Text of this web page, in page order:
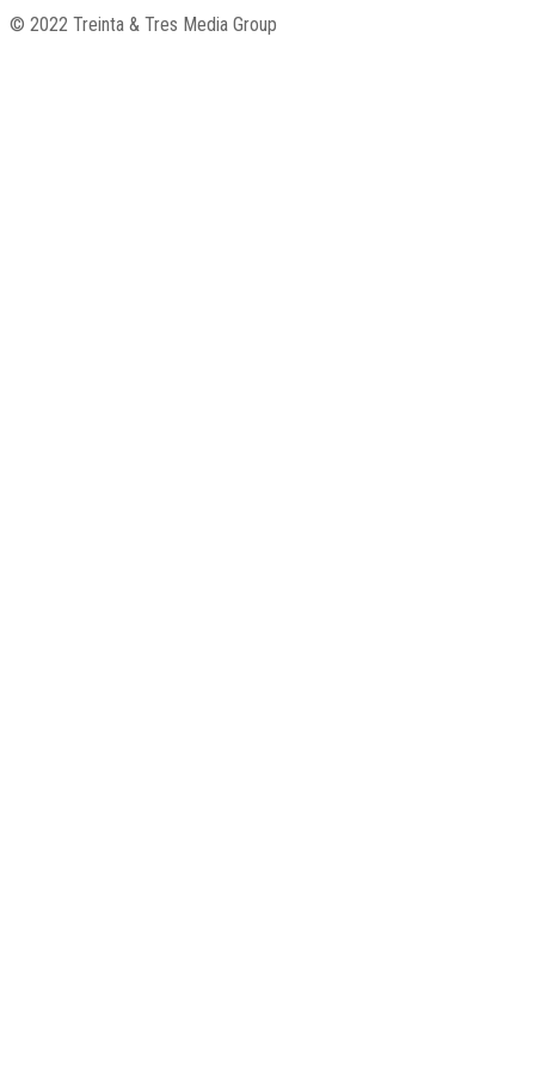
© 2022 Treinta & Tres Media Group